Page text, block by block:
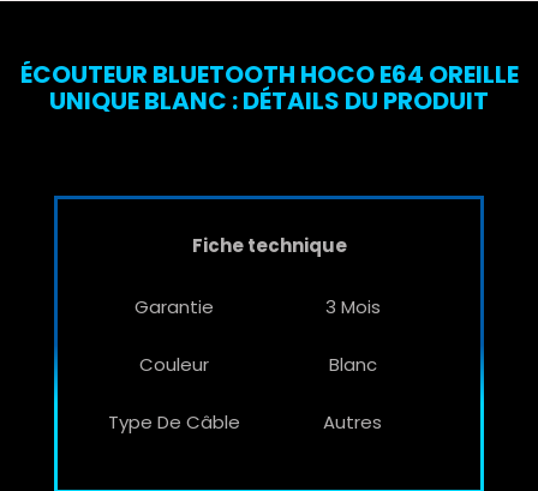
ÉCOUTEUR BLUETOOTH HOCO E64 OREILLE
UNIQUE BLANC : DÉTAILS DU PRODUIT
Fiche technique
Garantie 3 Mois
Couleur Blanc
Type De Câble Autres